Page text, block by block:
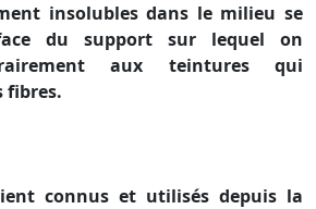
insolubles dans le milieu se
du support sur lequel on
aux teintures qui
fibres.
connus et utilisés depuis la